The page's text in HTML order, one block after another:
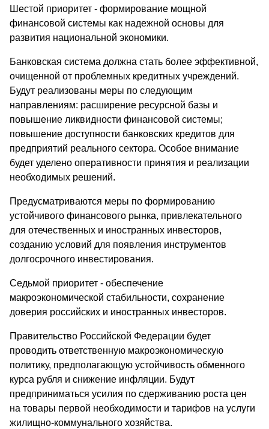
Шестой приоритет - формирование мощной
финансовой системы как надежной основы для
развития национальной экономики.
Банковская система должна стать более эффективной,
очищенной от проблемных кредитных учреждений.
Будут реализованы меры по следующим
направлениям: расширение ресурсной базы и
повышение ликвидности финансовой системы;
повышение доступности банковских кредитов для
предприятий реального сектора. Особое внимание
будет уделено оперативности принятия и реализации
необходимых решений.
Предусматриваются меры по формированию
устойчивого финансового рынка, привлекательного
для отечественных и иностранных инвесторов,
созданию условий для появления инструментов
долгосрочного инвестирования.
Седьмой приоритет - обеспечение
макроэкономической стабильности, сохранение
доверия российских и иностранных инвесторов.
Правительство Российской Федерации будет
проводить ответственную макроэкономическую
политику, предполагающую устойчивость обменного
курса рубля и снижение инфляции. Будут
предприниматься усилия по сдерживанию роста цен
на товары первой необходимости и тарифов на услуги
жилищно-коммунального хозяйства.